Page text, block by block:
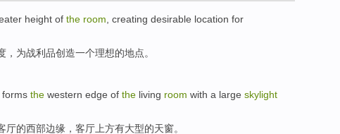
height of the room creating desirable location for
， 为战利品创造一个理想的地点。
forms the western edge of the living room with a large skylight
厅的西部边缘 ，客厅上方有大型的天窗。